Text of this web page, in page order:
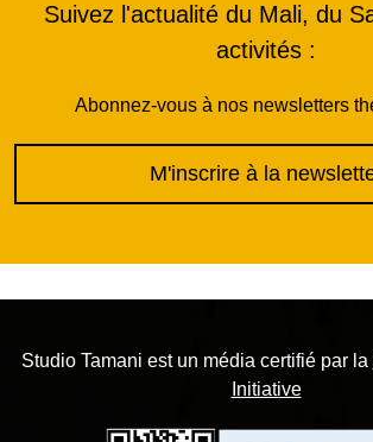
Suivez l'actualité du Mali, du
activités :
Abonnez-vous à nos newsletters
M'inscrire à la
Studio Tamani est un média certifié par la
Initiative